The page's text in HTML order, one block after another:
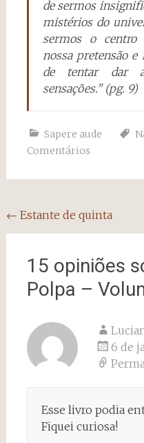
de sermos
mistérios do
sermos o centro
nossa pretensão e
de tentar dar
sensações.” (pg. 9)
Sapere aude
Comentários
Navegação
do
post
← Estante de quinta
15 opiniões
Polpa –
6 de
Esse livro podia
Fiquei curiosa!